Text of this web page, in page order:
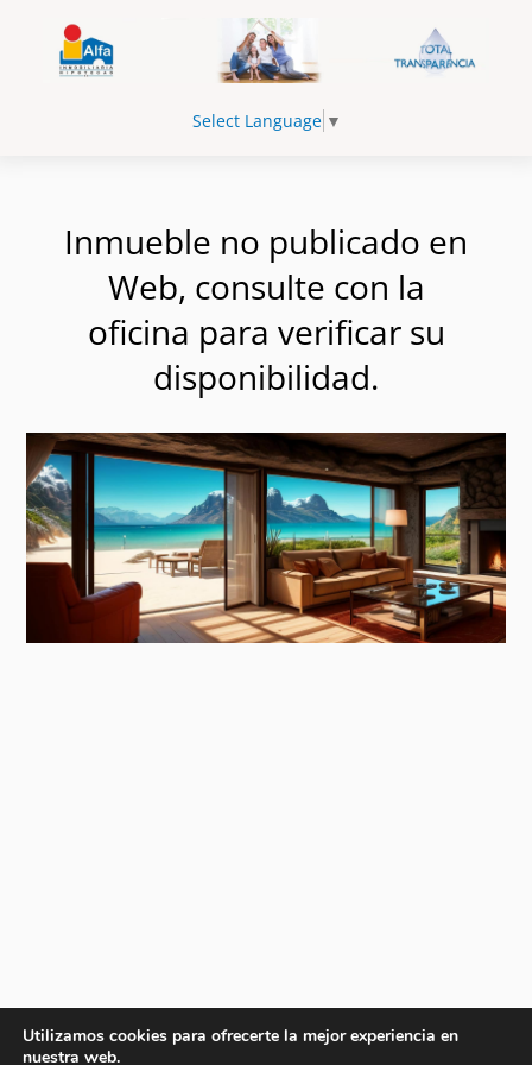
Select Language ▼
Inmueble no publicado en
Web, consulte con la
oficina para verificar su
disponibilidad.
Utilizamos cookies para ofrecerte la mejor experiencia en
nuestra web.